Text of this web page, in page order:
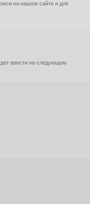
на нашем сайте и для
ввести на следующем